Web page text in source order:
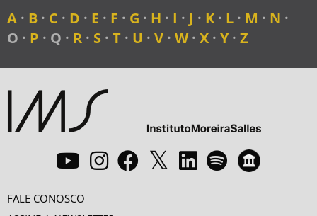
A · B · C · D · E · F · G · H · I · J · K · L · M · N ·
O · P · Q · R · S · T · U · V · W· X · Y· Z
FALE CONOSCO